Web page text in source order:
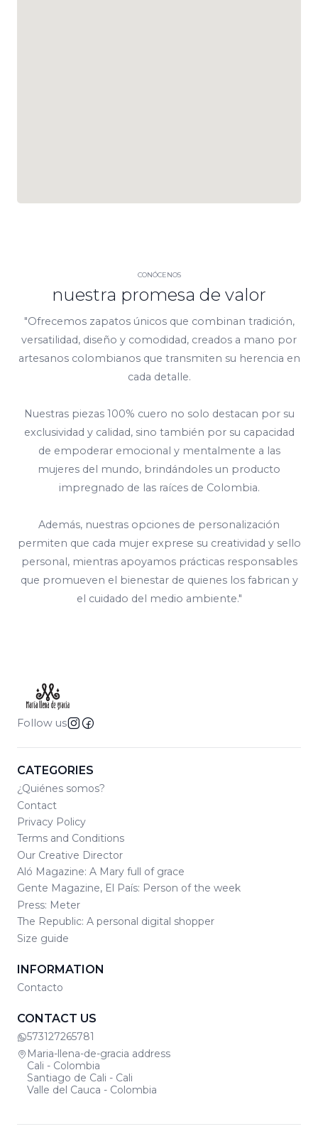
CONÓCENOS
nuestra promesa de valor
"Ofrecemos zapatos únicos que combinan tradición,
versatilidad, diseño y comodidad, creados a mano por
artesanos colombianos que transmiten su herencia en
cada detalle.
Nuestras piezas 100% cuero no solo destacan por su
exclusividad y calidad, sino también por su capacidad
de empoderar emocional y mentalmente a las
mujeres del mundo, brindándoles un producto
impregnado de las raíces de Colombia.
Además, nuestras opciones de personalización
permiten que cada mujer exprese su creatividad y sello
personal, mientras apoyamos prácticas responsables
que promueven el bienestar de quienes los fabrican y
el cuidado del medio ambiente."
Follow us
CATEGORIES
¿Quiénes somos?
Contact
Privacy Policy
Terms and Conditions
Our Creative Director
Aló Magazine: A Mary full of grace
Gente Magazine, El País: Person of the week
Press: Meter
The Republic: A personal digital shopper
Size guide
INFORMATION
Contacto
CONTACT US
573127265781
Maria-llena-de-gracia address
Cali - Colombia
Santiago de Cali - Cali
Valle del Cauca - Colombia